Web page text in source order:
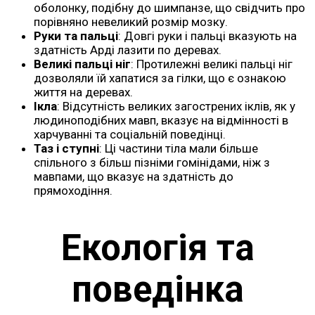
оболонку, подібну до шимпанзе, що свідчить про
порівняно невеликий розмір мозку.
Руки та пальці: Довгі руки і пальці вказують на
здатність Арді лазити по деревах.
Великі пальці ніг: Протилежні великі пальці ніг
дозволяли їй хапатися за гілки, що є ознакою
життя на деревах.
Ікла: Відсутність великих загострених іклів, як у
людиноподібних мавп, вказує на відмінності в
харчуванні та соціальній поведінці.
Таз і ступні: Ці частини тіла мали більше
спільного з більш пізніми гомінідами, ніж з
мавпами, що вказує на здатність до
прямоходіння.
Екологія та
поведінка